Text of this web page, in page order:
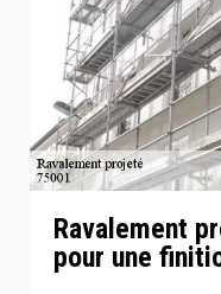
Ravalement
pour une